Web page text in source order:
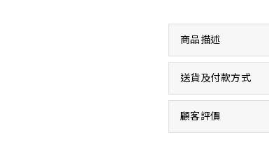
商品描述
送貨及付款方式
顧客評價